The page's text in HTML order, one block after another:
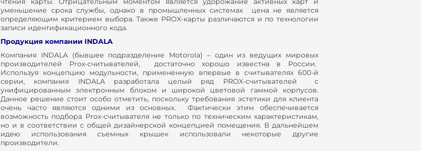
уменьшение срока службы, однако в промышленных системах цена не является
определяющим критерием выбора. Также PROX-карты различаются и по технологии
записи идентификационного кода.
Продукция компании INDALA
Компания INDALA (бывшее подразделение Motorola) – один из ведущих мировых
производителей Prox-считывателей, достаточно хорошо известна в России.
Используя концепцию модульности, примененную впервые в считывателях 600-й
серии, компания INDALA разработала целый ряд PROX-считывателей с
унифицированным электронным блоком и широкой цветовой гаммой корпусов.
Данное решение стоит особо отметить, поскольку требования эстетики для клиента
очень часто являются одними из основных. Фактически этим обеспечивается
возможность подбора Prox-считывателя не только по техническим характеристикам,
но и в соответствии с общей дизайнерской концепцией помещения. В дальнейшем
идею использования съемных крышек использовали некоторые другие
производители.